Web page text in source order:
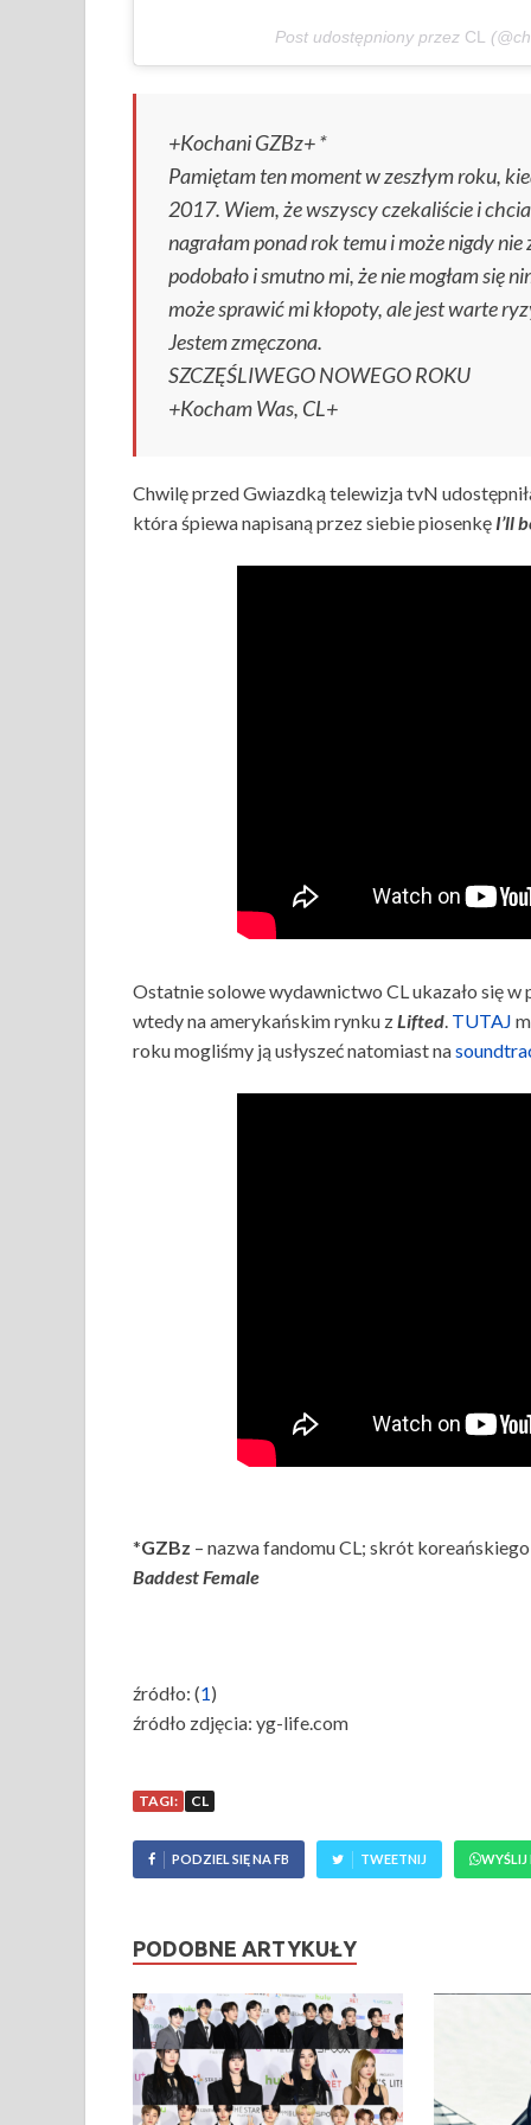
Post udostępniony przez CL
+Kochani GZBz+ *
Pamiętam ten moment w zeszłym roku,
2017. Wiem, że wszyscy czekaliście i
nagrałam ponad rok temu i może nigdy
podobało i smutno mi, że nie mogłam się
może sprawić mi kłopoty, ale jest warte
Jestem zmęczona.
SZCZĘŚLIWEGO NOWEGO ROKU
+Kocham Was, CL+
Chwilę przed Gwiazdką telewizja tvN
która śpiewa napisaną przez siebie piosenkę I’ll
Ostatnie solowe wydawnictwo CL ukazało się
wtedy na amerykańskim rynku zLifted. TUTAJ
roku mogliśmy ją usłyszeć natomiast na
*GZBz – nazwa fandomu CL; skrót
Baddest Female
źródło: (1)
źródło zdjęcia: yg-life.com
TAGI: CL
PODZIEL SIĘ NA FB TWEETNIJ
PODOBNE ARTYKUŁY